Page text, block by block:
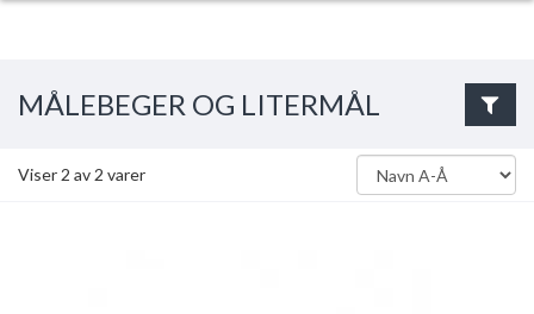
MÅLEBEGER OG LITERMÅL
Viser 2 av 2 varer